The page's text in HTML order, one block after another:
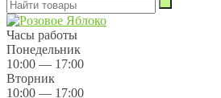
Часы работы
Понедельник
10:00 — 17:00
Вторник
10:00 — 17:00